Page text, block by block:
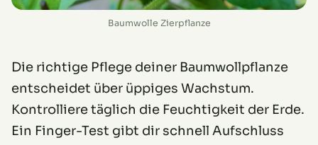
Baumwolle Zierpflanze
Die richtige Pflege deiner Baumwollpflanze
entscheidet über üppiges Wachstum.
Kontrolliere täglich die Feuchtigkeit der Erde.
Ein Finger-Test gibt dir schnell Aufschluss